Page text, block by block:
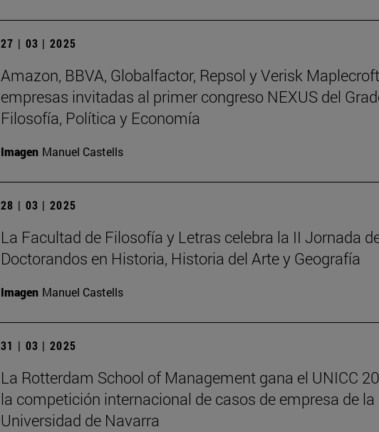
27 | 03 | 2025
Amazon, BBVA, Globalfactor, Repsol y Verisk
empresas invitadas al primer congreso NEXUS del
Filosofía, Política y Economía
Imagen Manuel Castells
28 | 03 | 2025
La Facultad de Filosofía y Letras celebra la II Jornada
Doctorandos en Historia, Historia del Arte y Geografía
Imagen Manuel Castells
31 | 03 | 2025
La Rotterdam School of Management gana el UNICC
la competición internacional de casos de empresa de la
Universidad de Navarra